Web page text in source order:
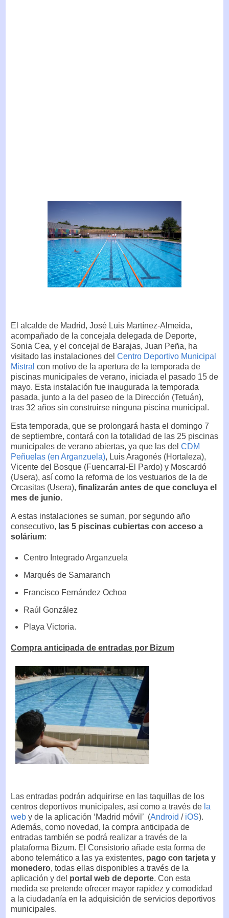
El alcalde de Madrid, José Luis Martínez-Almeida,
acompañado de la concejala delegada de Deporte,
Sonia Cea, y el concejal de Barajas, Juan Peña, ha
visitado las instalaciones del Centro Deportivo Municipal
Mistral con motivo de la apertura de la temporada de
piscinas municipales de verano, iniciada el pasado 15 de
mayo. Esta instalación fue inaugurada la temporada
pasada, junto a la del paseo de la Dirección (Tetuán),
tras 32 años sin construirse ninguna piscina municipal.
Esta temporada, que se prolongará hasta el domingo 7
de septiembre, contará con la totalidad de las 25 piscinas
municipales de verano abiertas, ya que las del CDM
Peñuelas (en Arganzuela), Luis Aragonés (Hortaleza),
Vicente del Bosque (Fuencarral-El Pardo) y Moscardó
(Usera), así como la reforma de los vestuarios de la de
Orcasitas (Usera), finalizarán antes de que concluya el
mes de junio.
A estas instalaciones se suman, por segundo año
consecutivo, las 5 piscinas cubiertas con acceso a
solárium:
Centro Integrado Arganzuela
Marqués de Samaranch
Francisco Fernández Ochoa
Raúl González
Playa Victoria.
Compra anticipada de entradas por Bizum
Las entradas podrán adquirirse en las taquillas de los
centros deportivos municipales, así como a través de la
web y de la aplicación ‘Madrid móvil’ (Android / iOS).
Además, como novedad, la compra anticipada de
entradas también se podrá realizar a través de la
plataforma Bizum. El Consistorio añade esta forma de
abono telemático a las ya existentes, pago con tarjeta y
monedero, todas ellas disponibles a través de la
aplicación y del portal web de deporte. Con esta
medida se pretende ofrecer mayor rapidez y comodidad
a la ciudadanía en la adquisición de servicios deportivos
municipales.